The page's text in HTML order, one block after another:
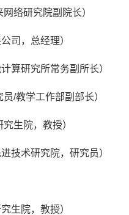
络研究院副院长）
司，总经理）
算研究所常务副所长）
/教学工作部副部长）
生院，教授）
技术研究院，研究员）
生院，教授）